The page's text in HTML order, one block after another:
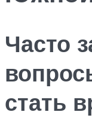
Часто
стать